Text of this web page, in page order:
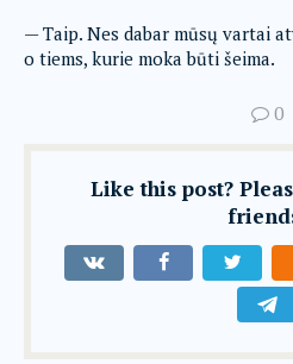
— Taip. Nes dabar mūsų vartai
o tiems, kurie moka būti šeima.
0
Like this post?